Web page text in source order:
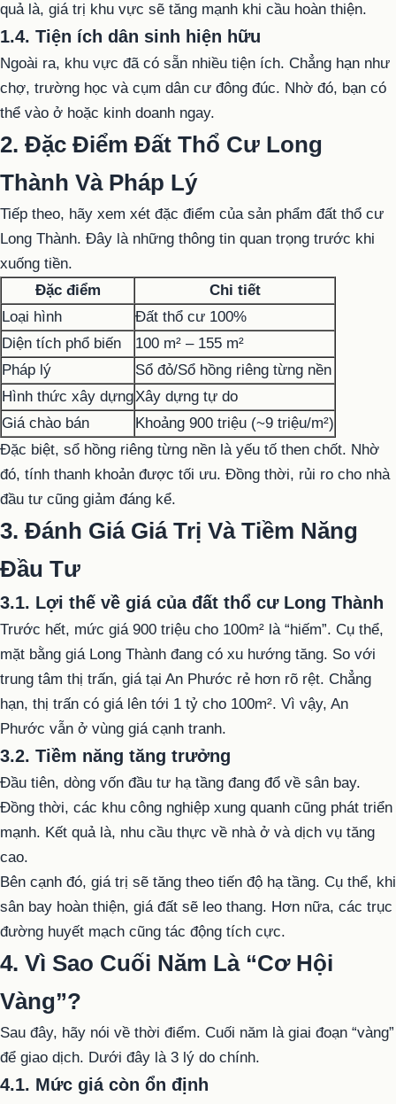
quả là, giá trị khu vực sẽ tăng mạnh khi cầu hoàn thiện.
1.4. Tiện ích dân sinh hiện hữu
Ngoài ra, khu vực đã có sẵn nhiều tiện ích. Chẳng hạn như
chợ, trường học và cụm dân cư đông đúc. Nhờ đó, bạn có
thể vào ở hoặc kinh doanh ngay.
2. Đặc Điểm Đất Thổ Cư Long
Thành Và Pháp Lý
Tiếp theo, hãy xem xét đặc điểm của sản phẩm đất thổ cư
Long Thành. Đây là những thông tin quan trọng trước khi
xuống tiền.
Đặc điểm
Chi tiết
Loại hình
Đất thổ cư 100%
Diện tích phổ biến
100 m² – 155 m²
Pháp lý
Sổ đỏ/Sổ hồng riêng từng nền
Hình thức xây dựngXây dựng tự do
Giá chào bán
Khoảng 900 triệu (~9 triệu/m²)
Đặc biệt, sổ hồng riêng từng nền là yếu tố then chốt. Nhờ
đó, tính thanh khoản được tối ưu. Đồng thời, rủi ro cho nhà
đầu tư cũng giảm đáng kể.
3. Đánh Giá Giá Trị Và Tiềm Năng
Đầu Tư
3.1. Lợi thế về giá của đất thổ cư Long Thành
Trước hết, mức giá 900 triệu cho 100m² là “hiếm”. Cụ thể,
mặt bằng giá Long Thành đang có xu hướng tăng. So với
trung tâm thị trấn, giá tại An Phước rẻ hơn rõ rệt. Chẳng
hạn, thị trấn có giá lên tới 1 tỷ cho 100m². Vì vậy, An
Phước vẫn ở vùng giá cạnh tranh.
3.2. Tiềm năng tăng trưởng
Đầu tiên, dòng vốn đầu tư hạ tầng đang đổ về sân bay.
Đồng thời, các khu công nghiệp xung quanh cũng phát triển
mạnh. Kết quả là, nhu cầu thực về nhà ở và dịch vụ tăng
cao.
Bên cạnh đó, giá trị sẽ tăng theo tiến độ hạ tầng. Cụ thể, khi
sân bay hoàn thiện, giá đất sẽ leo thang. Hơn nữa, các trục
đường huyết mạch cũng tác động tích cực.
4. Vì Sao Cuối Năm Là “Cơ Hội
Vàng”?
Sau đây, hãy nói về thời điểm. Cuối năm là giai đoạn “vàng”
để giao dịch. Dưới đây là 3 lý do chính.
4.1. Mức giá còn ổn định